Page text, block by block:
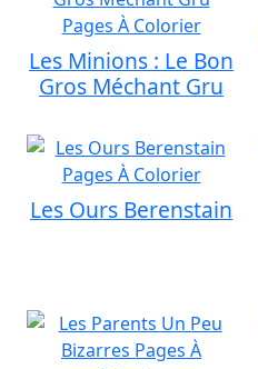
Les Minions : Le Bon
Gros Méchant Gru
Les Ours Berenstain